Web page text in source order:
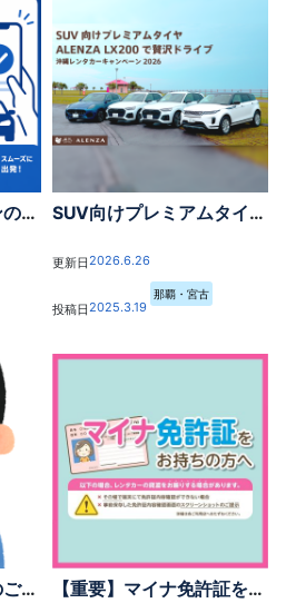
クイックチェックインのご案内 SUV向けプレミアムタイヤALENZA LX200で贅沢ドライブ 沖縄レンタカーキャンペーン2026
【お願い】お電話でのご連絡について
更新日2026.6.26
投稿日2025.3.19
那覇・宮古
【重要】マイナ免許証をお持ちの方へ